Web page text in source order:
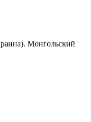
Монгольский